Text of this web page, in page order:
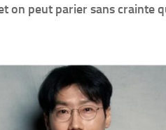
on peut parier sans crainte